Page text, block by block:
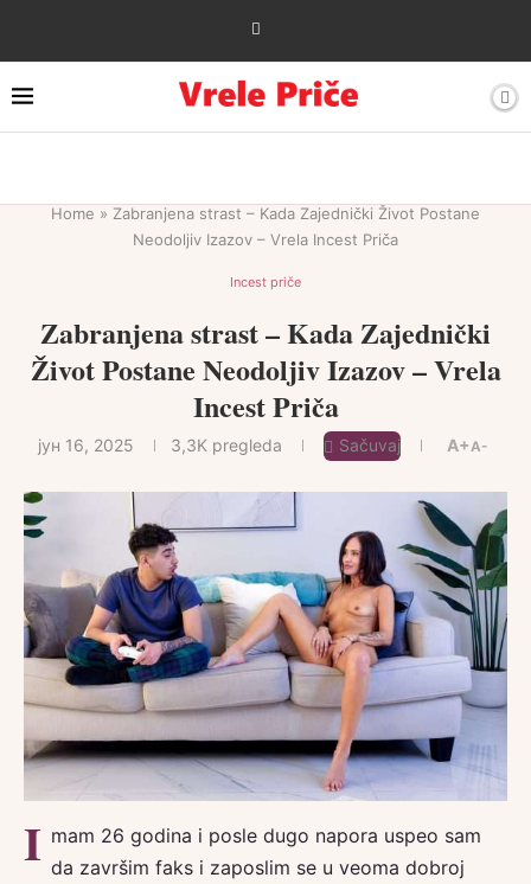
Home » Zabranjena strast – Kada Zajednički Život Postane
Neodoljiv Izazov – Vrela Incest Priča
Incest priče
Zabranjena strast – Kada Zajednički
Život Postane Neodoljiv Izazov – Vrela
Incest Priča
јун 16, 2025 3,3K pregleda Sačuvaj A+A-
I mam 26 godina i posle dugo napora uspeo sam
da završim faks i zaposlim se u veoma dobroj